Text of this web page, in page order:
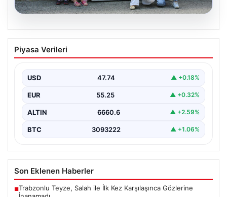
TÜGVA’dan çocuklar için meydan
şenlikleri
Piyasa Verileri
USD 47.74 ▲ +0.18%
EUR 55.25 ▲ +0.32%
ALTIN 6660.6 ▲ +2.59%
BTC 3093222 ▲ +1.06%
Son Eklenen Haberler
■Trabzonlu Teyze, Salah ile İlk Kez Karşılaşınca Gözlerine